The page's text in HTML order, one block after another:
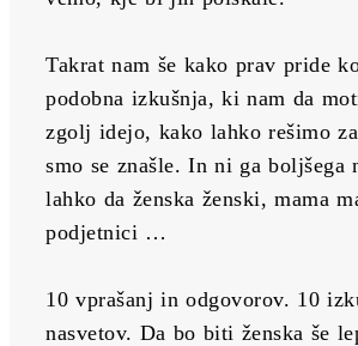
Takrat nam še kako prav pride
podobna izkušnja, ki nam da
zgolj idejo, kako lahko rešimo
smo se znašle. In ni ga boljšega
lahko da ženska ženski, mama
podjetnici …
10 vprašanj in odgovorov. 10
nasvetov. Da bo biti ženska še